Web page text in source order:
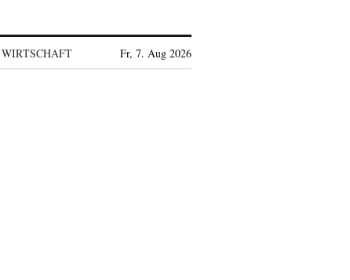
WIRTSCHAFT Fr, 7. Aug 2026